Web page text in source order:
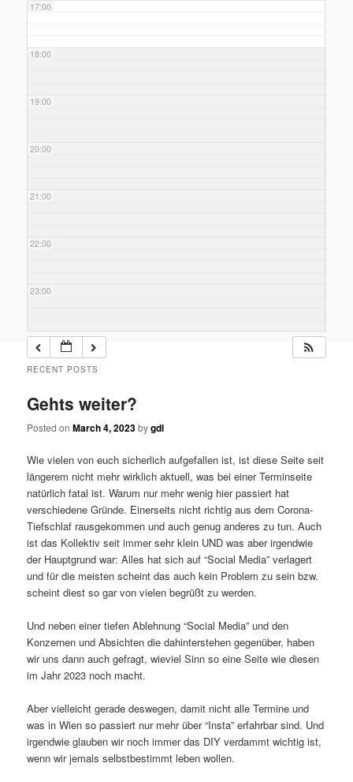
17:00
18:00
19:00
20:00
21:00
22:00
23:00
RECENT POSTS
Gehts weiter?
Posted onMarch 4, 2023bygdl
Wie vielen von euch sicherlich aufgefallen ist, ist diese Seite seit
längerem nicht mehr wirklich aktuell, was bei einer Terminseite
natürlich fatal ist. Warum nur mehr wenig hier passiert hat
verschiedene Gründe. Einerseits nicht richtig aus dem Corona-
Tiefschlaf rausgekommen und auch genug anderes zu tun. Auch
ist das Kollektiv seit immer sehr klein UND was aber irgendwie
der Hauptgrund war: Alles hat sich auf “Social Media” verlagert
und für die meisten scheint das auch kein Problem zu sein bzw.
scheint diest so gar von vielen begrüßt zu werden.
Und neben einer tiefen Ablehnung “Social Media” und den
Konzernen und Absichten die dahinterstehen gegenüber, haben
wir uns dann auch gefragt, wieviel Sinn so eine Seite wie diesen
im Jahr 2023 noch macht.
Aber vielleicht gerade deswegen, damit nicht alle Termine und
was in Wien so passiert nur mehr über “Insta” erfahrbar sind. Und
irgendwie glauben wir noch immer das DIY verdammt wichtig ist,
wenn wir jemals selbstbestimmt leben wollen.